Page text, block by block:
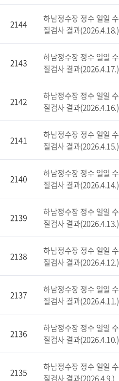
2144
하남정수장 정수 일일 수
질검사 결과(2026.4.18.)
2143
하남정수장 정수 일일 수
질검사 결과(2026.4.17.)
2142
하남정수장 정수 일일 수
질검사 결과(2026.4.16.)
2141
하남정수장 정수 일일 수
질검사 결과(2026.4.15.)
2140
하남정수장 정수 일일 수
질검사 결과(2026.4.14.)
2139
하남정수장 정수 일일 수
질검사 결과(2026.4.13.)
2138
하남정수장 정수 일일 수
질검사 결과(2026.4.12.)
2137
하남정수장 정수 일일 수
질검사 결과(2026.4.11.)
2136
하남정수장 정수 일일 수
질검사 결과(2026.4.10.)
2135
하남정수장 정수 일일 수
질검사 결과(2026.4.9.)